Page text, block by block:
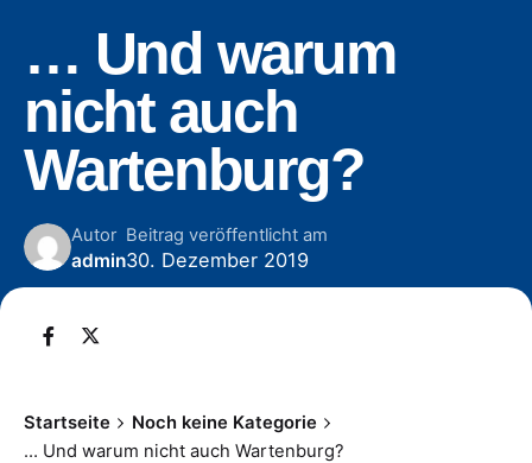
… Und warum
nicht auch
Wartenburg?
Autor
admin
Beitrag veröffentlicht am
30. Dezember 2019
Startseite
Noch keine Kategorie
… Und warum nicht auch Wartenburg?